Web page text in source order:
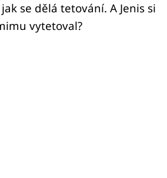
se dělá tetování. A Jenis si
vytetoval?